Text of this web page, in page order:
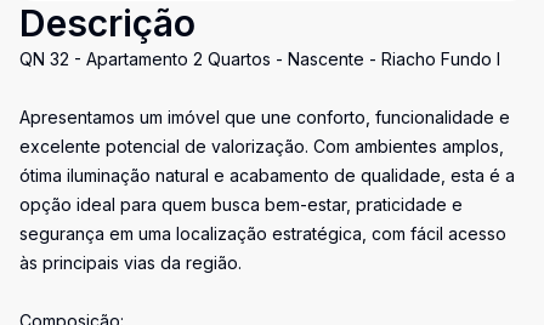
Descrição
QN 32 - Apartamento 2 Quartos - Nascente - Riacho Fundo I
Apresentamos um imóvel que une conforto, funcionalidade e
excelente potencial de valorização. Com ambientes amplos,
ótima iluminação natural e acabamento de qualidade, esta é a
opção ideal para quem busca bem-estar, praticidade e
segurança em uma localização estratégica, com fácil acesso
às principais vias da região.
Composição: